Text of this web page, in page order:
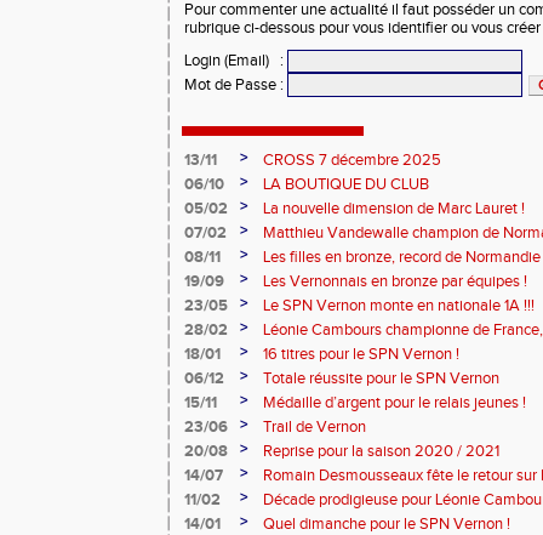
Pour commenter une actualité il faut posséder un
rubrique ci-dessous pour vous identifier ou vous
Login (Email)
:
Mot de Passe :
13/11 >
CROSS 7 décembre 2025
06/10
>
LA BOUTIQUE DU CLUB
05/02
>
La nouvelle dimension de Marc Lauret !
07/02
>
Matthieu Vandewalle champion de
08/11
>
Les filles en bronze, record de
19/09
>
Les Vernonnais en bronze par équipes !
23/05
>
Le SPN Vernon monte en nationale 1A !!!
28/02
>
Léonie Cambours championne de
!
18/01 >
16 titres pour le SPN Vernon !
06/12
>
Totale réussite pour le SPN Vernon
15/11
>
Médaille d’argent pour le relais jeunes !
23/06
>
Trail de Vernon
20/08
>
Reprise pour la saison 2020 / 2021
14/07
>
Romain Desmousseaux fête le retour sur
11/02
>
Décade prodigieuse pour Léonie
14/01
>
Quel dimanche pour le SPN Vernon !